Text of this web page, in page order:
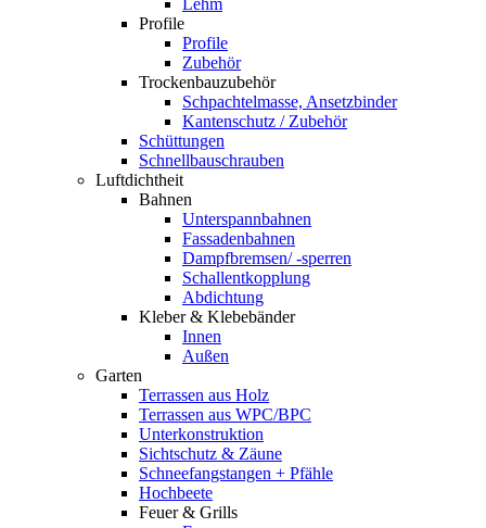
Profile
Profile
Zubehör
Trockenbauzubehör
Schpachtelmasse, Ansetzbinder
Kantenschutz / Zubehör
Schüttungen
Schnellbauschrauben
Luftdichtheit
Bahnen
Unterspannbahnen
Fassadenbahnen
Dampfbremsen/ -sperren
Schallentkopplung
Abdichtung
Kleber & Klebebänder
Innen
Außen
Garten
Terrassen aus Holz
Terrassen aus WPC/BPC
Unterkonstruktion
Sichtschutz & Zäune
Schneefangstangen + Pfähle
Hochbeete
Feuer & Grills